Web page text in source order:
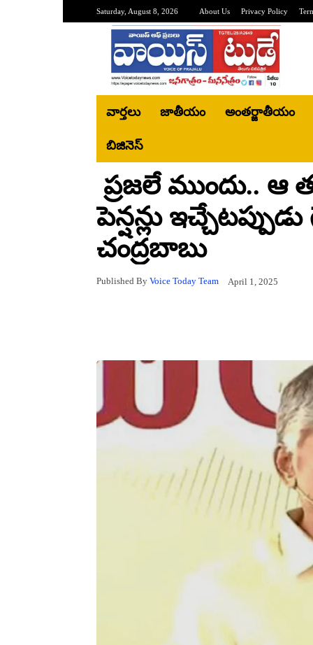
Saturday, August 8, 2026 About Us Privacy Policy
వార్తలు జాతీయం అంతర్జాతీయం
బిజినెస్‌
ప్రజలే ముందు..
పెన్షన్లు
చంద్రబాబు
Published By Voice Today Team April 1, 2025